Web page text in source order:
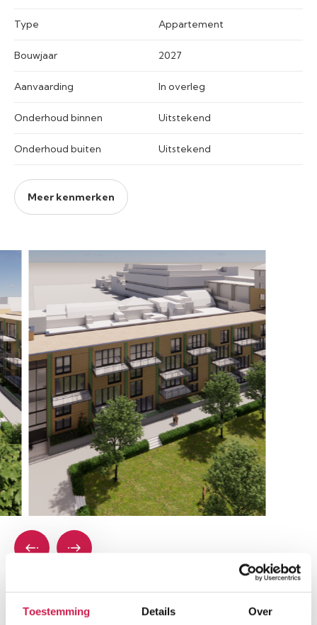
Toestemming Details Over
Type Appartement
Bouwjaar 2027
Aanvaarding In overleg
Onderhoud binnen Uitstekend
Onderhoud buiten Uitstekend
Meer kenmerken
Plattegronden